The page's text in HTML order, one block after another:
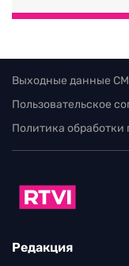
Выходные данные
Пользовательское
Политика
Редакция